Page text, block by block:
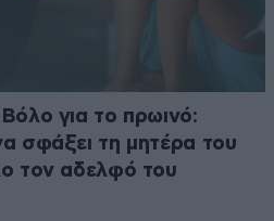
για το πρωινό:
σφάξει τη μητέρα του
τον αδελφό του